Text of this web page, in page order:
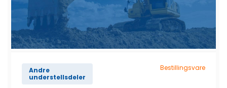
Andre
understellsdeler
Bestillingsvare